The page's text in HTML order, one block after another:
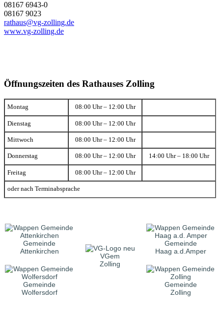
08167 6943-0
08167 9023
rathaus@vg-zolling.de
www.vg-zolling.de
Öffnungszeiten des Rathauses Zolling
Montag 08:00 Uhr – 12:00 Uhr
Dienstag 08:00 Uhr – 12:00 Uhr
Mittwoch 08:00 Uhr – 12:00 Uhr
Donnerstag 08:00 Uhr – 12:00 Uhr 14:00 Uhr – 18:00 Uhr
Freitag 08:00 Uhr – 12:00 Uhr
oder nach Terminabsprache
Gemeinde
Attenkirchen
VGem
Zolling
Gemeinde
Haag a.d.Amper
Gemeinde
Wolfersdorf
Gemeinde
Zolling